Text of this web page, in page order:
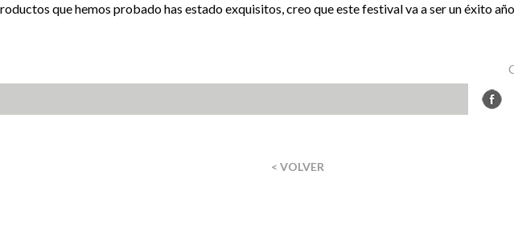
que hemos probado has estado exquisitos, creo que este festival va a ser un éxito
< VOLVER